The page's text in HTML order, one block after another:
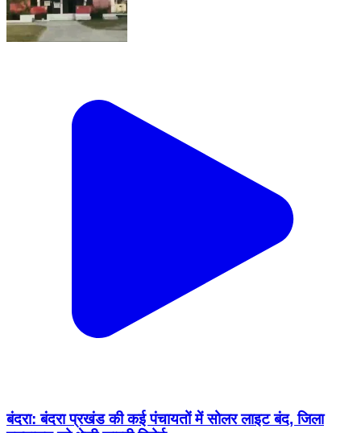
बंदरा: बंदरा प्रखंड की कई पंचायतों में सोलर लाइट बंद, जिला